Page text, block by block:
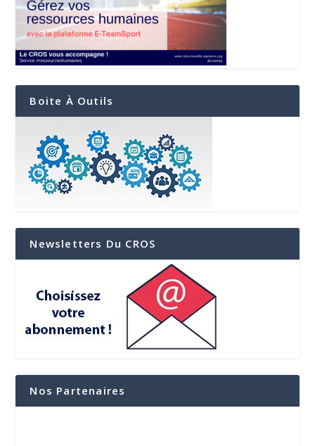
Boite À Outils
Newsletters Du CROS
Nos Partenaires